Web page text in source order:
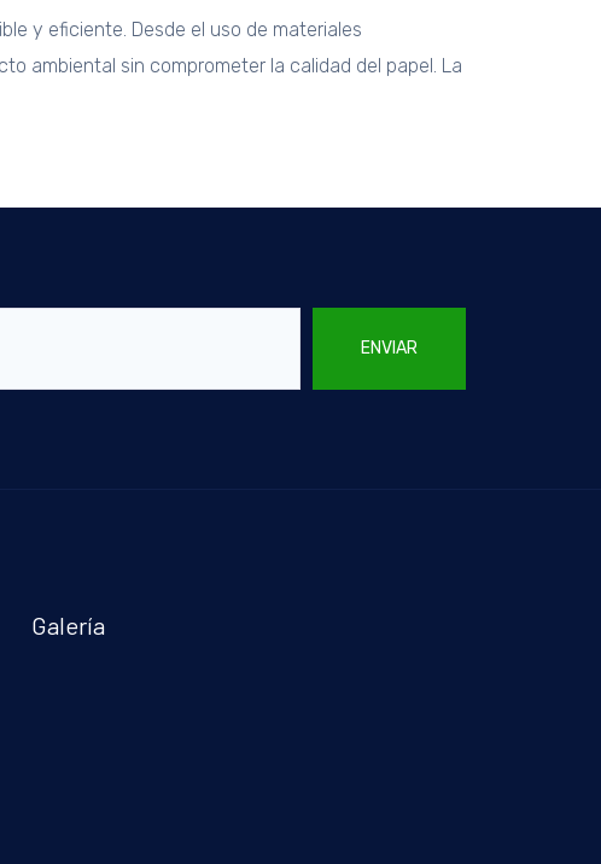
y eficiente. Desde el uso de materiales
ambiental sin comprometer la calidad del papel. La
ENVIAR
Galería